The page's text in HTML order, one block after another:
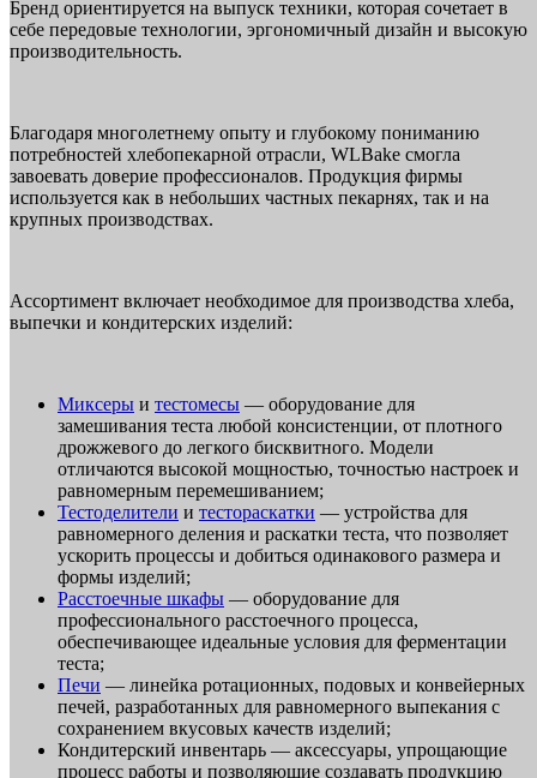
Бренд ориентируется на выпуск техники, которая сочетает в
себе передовые технологии, эргономичный дизайн и высокую
производительность.
Благодаря многолетнему опыту и глубокому пониманию
потребностей хлебопекарной отрасли, WLBake смогла
завоевать доверие профессионалов. Продукция фирмы
используется как в небольших частных пекарнях, так и на
крупных производствах.
Ассортимент включает необходимое для производства хлеба,
выпечки и кондитерских изделий:
Миксеры и тестомесы — оборудование для
замешивания теста любой консистенции, от плотного
дрожжевого до легкого бисквитного. Модели
отличаются высокой мощностью, точностью настроек и
равномерным перемешиванием;
Тестоделители и тестораскатки — устройства для
равномерного деления и раскатки теста, что позволяет
ускорить процессы и добиться одинакового размера и
формы изделий;
Расстоечные шкафы — оборудование для
профессионального расстоечного процесса,
обеспечивающее идеальные условия для ферментации
теста;
Печи — линейка ротационных, подовых и конвейерных
печей, разработанных для равномерного выпекания с
сохранением вкусовых качеств изделий;
Кондитерский инвентарь — аксессуары, упрощающие
процесс работы и позволяющие создавать продукцию